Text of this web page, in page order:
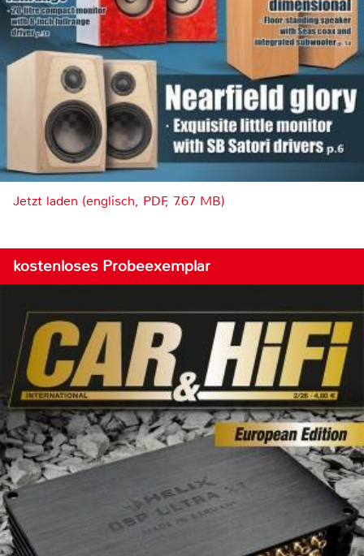
Jetzt laden (englisch, PDF, 7.67 MB)
kostenloses Probeexemplar